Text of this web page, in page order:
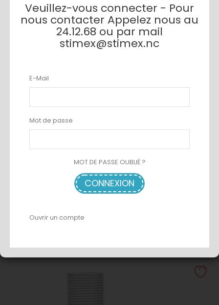
SACHET 20 ASSIETTES CARTON...
SACHET 20 GOBELETS BEIGES...
Veuillez-vous connecter - Pour
nous contacter Appelez nous au
24.12.68 ou par mail
stimex@stimex.nc
E-Mail
Mot de passe
MOT DE PASSE OUBLIÉ ?
CONNEXION
Ouvrir un compte